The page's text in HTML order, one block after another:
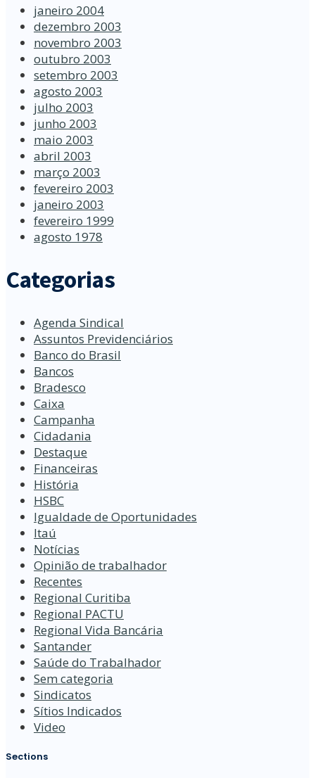
janeiro 2004
dezembro 2003
novembro 2003
outubro 2003
setembro 2003
agosto 2003
julho 2003
junho 2003
maio 2003
abril 2003
março 2003
fevereiro 2003
janeiro 2003
fevereiro 1999
agosto 1978
Categorias
Agenda Sindical
Assuntos Previdenciários
Banco do Brasil
Bancos
Bradesco
Caixa
Campanha
Cidadania
Destaque
Financeiras
História
HSBC
Igualdade de Oportunidades
Itaú
Notícias
Opinião de trabalhador
Recentes
Regional Curitiba
Regional PACTU
Regional Vida Bancária
Santander
Saúde do Trabalhador
Sem categoria
Sindicatos
Sítios Indicados
Video
Sections